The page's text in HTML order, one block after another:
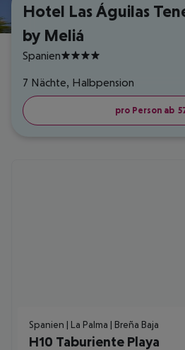
Hotel Las Águilas
by Meliá
Spanien
7 Nächte, Halbpension
pro Person ab
Spanien | La Palma | Breña Baja
H10 Taburiente Playa